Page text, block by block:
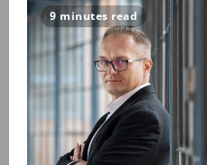
9 minutes read